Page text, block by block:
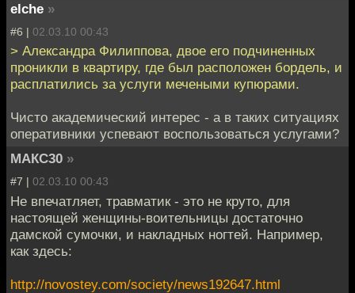
elche »
#6 | 02.03.10 00:43
> Александра Филиппова, двое его подчиненных
проникли в квартиру, где был расположен бордель, и
расплатились за услуги мечеными купюрами.
Чисто академический интерес - а в таких ситуациях
оперативники успевают воспользоваться услугами?
МАКС30 »
#7 | 02.03.10 00:43
Не впечатляет, травматик - это не круто, для
настоящей женщины-воительницы достаточно
дамской сумочки, и накладных ногтей. Например,
как здесь:
http://novostey.com/society/news192647.html